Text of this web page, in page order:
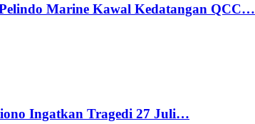
Marine Kawal Kedatangan QCC…
Ingatkan Tragedi 27 Juli…